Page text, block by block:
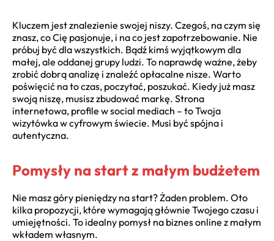
Kluczem jest znalezienie swojej niszy. Czegoś, na czym się
znasz, co Cię pasjonuje, i na co jest zapotrzebowanie. Nie
próbuj być dla wszystkich. Bądź kimś wyjątkowym dla
małej, ale oddanej grupy ludzi. To naprawdę ważne, żeby
zrobić dobrą analizę i znaleźć opłacalne nisze. Warto
poświęcić na to czas, poczytać, poszukać. Kiedy już masz
swoją niszę, musisz zbudować markę. Strona
internetowa, profile w social mediach – to Twoja
wizytówka w cyfrowym świecie. Musi być spójna i
autentyczna.
Pomysły na start z małym budżetem
Nie masz góry pieniędzy na start? Żaden problem. Oto
kilka propozycji, które wymagają głównie Twojego czasu i
umiejętności. To idealny pomysł na biznes online z małym
wkładem własnym.